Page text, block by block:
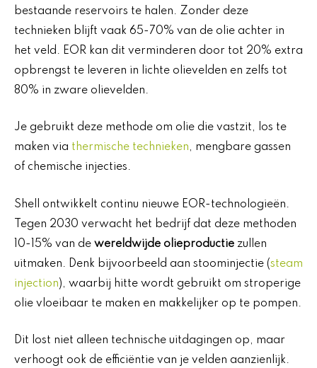
bestaande reservoirs te halen. Zonder deze
technieken blijft vaak 65-70% van de olie achter in
het veld. EOR kan dit verminderen door tot 20% extra
opbrengst te leveren in lichte olievelden en zelfs tot
80% in zware olievelden.
Je gebruikt deze methode om olie die vastzit, los te
maken via thermische technieken, mengbare gassen
of chemische injecties.
Shell ontwikkelt continu nieuwe EOR-technologieën.
Tegen 2030 verwacht het bedrijf dat deze methoden
10-15% van de wereldwijde olieproductie zullen
uitmaken. Denk bijvoorbeeld aan stoominjectie (steam
injection), waarbij hitte wordt gebruikt om stroperige
olie vloeibaar te maken en makkelijker op te pompen.
Dit lost niet alleen technische uitdagingen op, maar
verhoogt ook de efficiëntie van je velden aanzienlijk.